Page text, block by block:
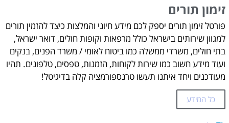
זימון תורים
עזרה בהזמנת תורים אונליין?
זימון תורים
פורטל זימון תורים יספק לכם מידע חיוני והמלצות כיצד להזמין תורים
למגוון שירותים בישראל כולל מרפאות וקופות חולים, דואר ישראל,
בתי חולים, משרדי ממשלה כמו ביטוח לאומי / משרד הפנים, בנקים
ועוד מידע חשוב כמו שירות לקוחות, הזמנות, טפסים, טלפונים. תהיו
מעודכנים ויחד איתנו תעשו טרנספורמציה קלה בדיגיטל!
כל המידע